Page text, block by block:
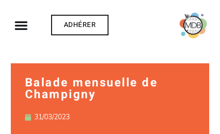
ADHÉRER
Balade mensuelle de
Champigny
31/03/2023